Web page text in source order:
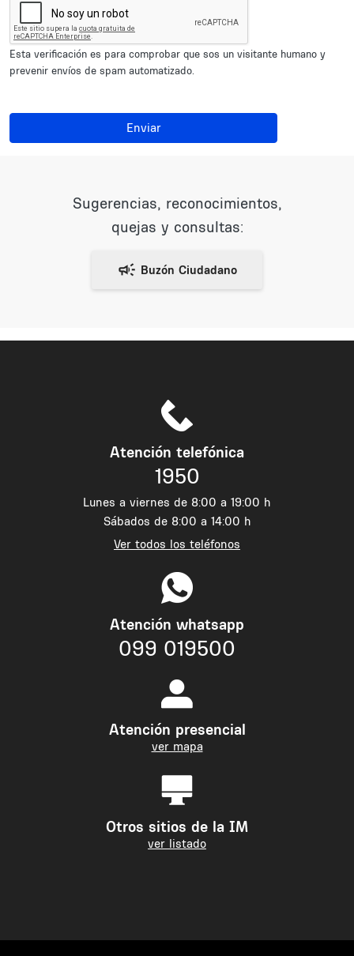
Esta verificación es para comprobar que sos un visitante humano y
prevenir envíos de spam automatizado.
Enviar
Sugerencias, reconocimientos,
quejas y consultas:
Atención telefónica
1950
Lunes a viernes de 8:00 a 19:00 h
Sábados de 8:00 a 14:00 h
Ver todos los teléfonos
Atención whatsapp
099 019500
Atención presencial
ver mapa
Otros sitios de la IM
ver listado